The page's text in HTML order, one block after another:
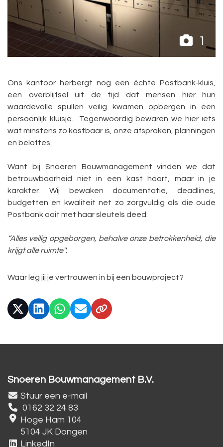
1
Ons kantoor herbergt nog een échte Postbank-kluis,
een overblijfsel uit de tijd dat mensen hier hun
waardevolle spullen veilig kwamen opbergen in een
persoonlijk kluisje. Tegenwoordig bewaren we hier iets
wat minstens zo kostbaar is, onze afspraken, planningen
en beloftes.
Want bij Snoeren Bouwmanagement vinden we dat
betrouwbaarheid niet in een kast hoort, maar in je
karakter. Wij bewaken documentatie, deadlines,
budgetten en kwaliteit net zo zorgvuldig als die oude
Postbank ooit met haar sleutels deed.
‘’Alles veilig opgeborgen, behalve onze betrokkenheid, die
krijgt alle ruimte''.
Waar leg jij je vertrouwen in bij een bouwproject?
Snoeren Bouwmanagement B.V.
Stuur een e-mail
0162 32 24 83
Hoge Ham 104
5104 JK Dongen
LinkedIn